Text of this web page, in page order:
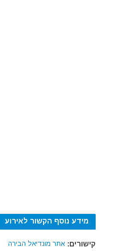
מידע נוסף הקשור לאירוע
קישורים: אתר מונדיאל הבירה